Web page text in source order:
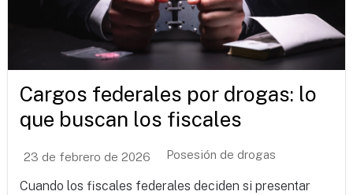
Cargos federales por drogas: lo
que buscan los fiscales
23 de febrero de 2026 Posesión de drogas
Cuando los fiscales federales deciden si presentar